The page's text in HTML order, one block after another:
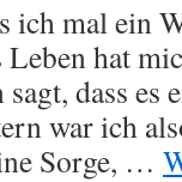
ich mal ein
hat
dass es
war ich
Sorge, …